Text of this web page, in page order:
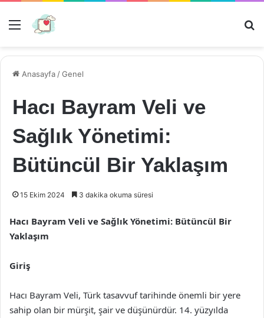
Menü
Anasayfa /Genel
Hacı Bayram Veli ve
Sağlık Yönetimi:
Bütüncül Bir Yaklaşım
15 Ekim 2024 3 dakika okuma süresi
Hacı Bayram Veli ve Sağlık Yönetimi: Bütüncül Bir
Yaklaşım
Giriş
Hacı Bayram Veli, Türk tasavvuf tarihinde önemli bir yere
sahip olan bir mürşit, şair ve düşünürdür. 14. yüzyılda